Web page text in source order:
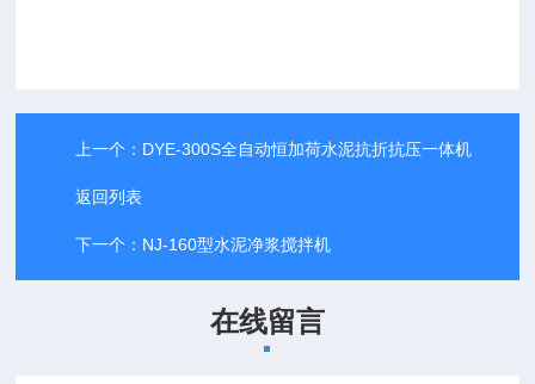
上一个： DYE-300S全自动恒加荷水泥抗折抗压一体机
返回列表
下一个： NJ-160型水泥净浆搅拌机
在线留言